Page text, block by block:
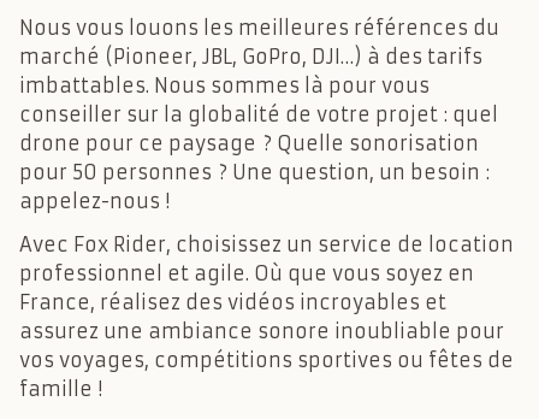
Nous vous louons les meilleures références du
marché (Pioneer, JBL, GoPro, DJI…) à des tarifs
imbattables. Nous sommes là pour vous
conseiller sur la globalité de votre projet : quel
drone pour ce paysage ? Quelle sonorisation
pour 50 personnes ? Une question, un besoin :
appelez-nous !
Avec Fox Rider, choisissez un service de location
professionnel et agile. Où que vous soyez en
France, réalisez des vidéos incroyables et
assurez une ambiance sonore inoubliable pour
vos voyages, compétitions sportives ou fêtes de
famille !